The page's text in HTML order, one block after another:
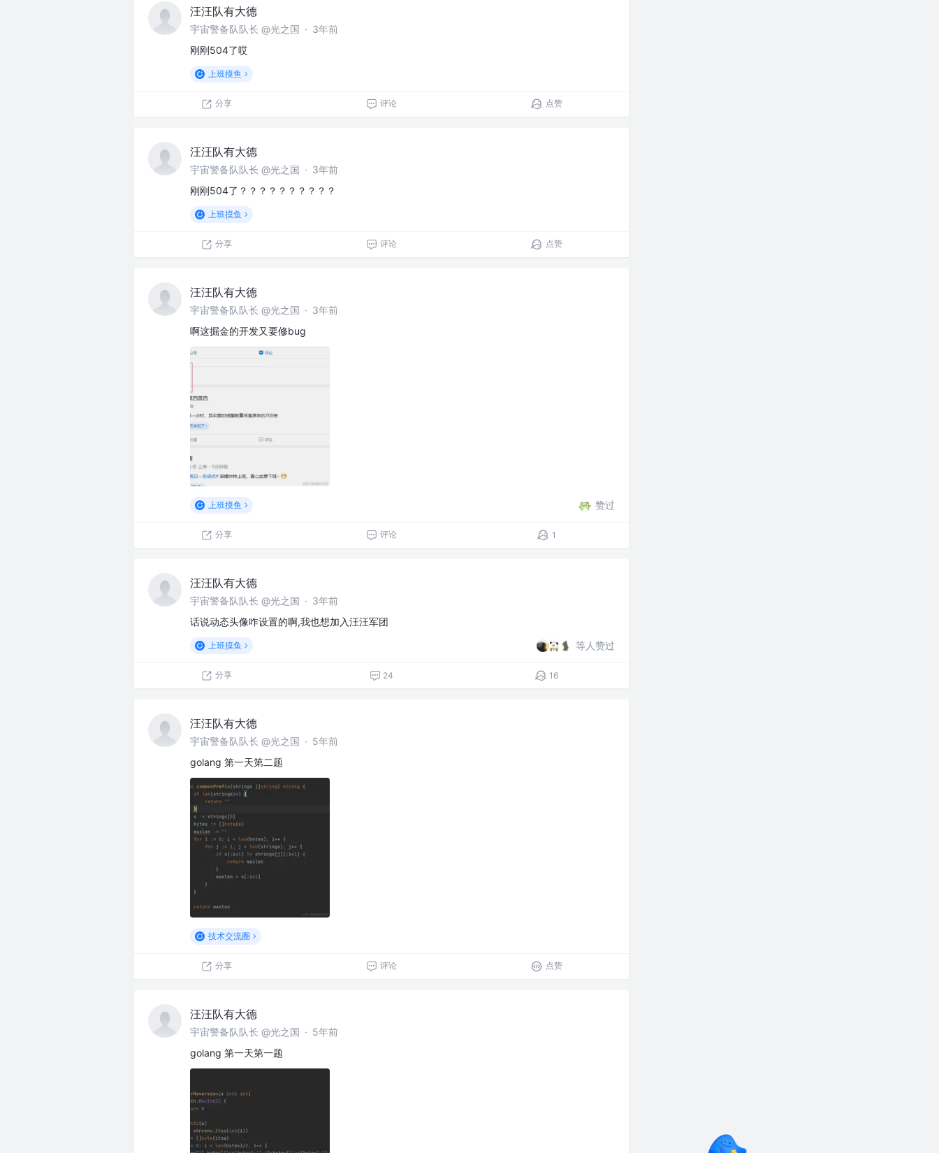
汪汪队有大德
宇宙警备队队长 @光之国 · 3年前
刚刚504了哎
上班摸鱼
分享 评论 点赞
汪汪队有大德
宇宙警备队队长 @光之国 · 3年前
刚刚504了？？？？？？？？？？
上班摸鱼
分享 评论 点赞
汪汪队有大德
宇宙警备队队长 @光之国 · 3年前
啊这掘金的开发又要修bug
上班摸鱼 赞过
分享 评论 1
汪汪队有大德
宇宙警备队队长 @光之国 · 3年前
话说动态头像咋设置的啊,我也想加入汪汪军团
上班摸鱼 等人赞过
分享 24 16
汪汪队有大德
宇宙警备队队长 @光之国 · 5年前
golang 第一天第二题
技术交流圈
分享 评论 点赞
汪汪队有大德
宇宙警备队队长 @光之国 · 5年前
golang 第一天第一题